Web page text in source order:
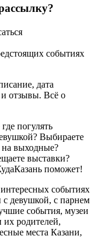
событиях
дата
отзывы. Всё о
погулять
Выбираете
на выходные?
выставки?
поможет!
событиях
девушкой, с парнем
события, музеи
родителей,
места Казани,